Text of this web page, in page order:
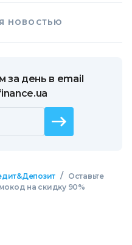
НОВОСТЬЮ
за день в email
/
Оставьте
на скидку 90%